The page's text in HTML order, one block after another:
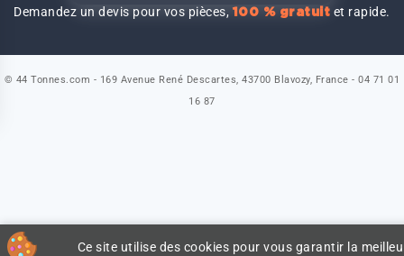
Demandez un devis pour vos pièces,100 % gratuit et rapide.
Ce site utilise des cookies pour vous garantir la
© 44 Tonnes.com - 169 Avenue René Descartes, 43700 Blavozy, France - 04 71 01
16 87